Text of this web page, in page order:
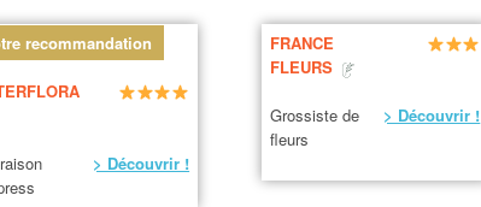
recommandation
> Découvrir !
FRANCE
FLEURS
Grossiste de
fleurs
> Découvrir !